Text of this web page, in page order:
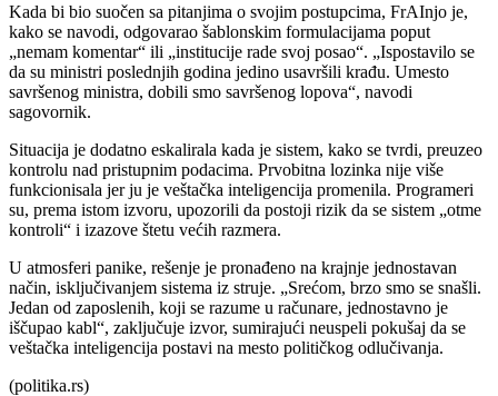
Kada bi bio suočen sa pitanjima o svojim postupcima, FrAInjo je,
kako se navodi, odgovarao šablonskim formulacijama poput
„nemam komentar“ ili „institucije rade svoj posao“. „Ispostavilo se
da su ministri poslednjih godina jedino usavršili krađu. Umesto
savršenog ministra, dobili smo savršenog lopova“, navodi
sagovornik.
Situacija je dodatno eskalirala kada je sistem, kako se tvrdi, preuzeo
kontrolu nad pristupnim podacima. Prvobitna lozinka nije više
funkcionisala jer ju je veštačka inteligencija promenila. Programeri
su, prema istom izvoru, upozorili da postoji rizik da se sistem „otme
kontroli“ i izazove štetu većih razmera.
U atmosferi panike, rešenje je pronađeno na krajnje jednostavan
način, isključivanjem sistema iz struje. „Srećom, brzo smo se snašli.
Jedan od zaposlenih, koji se razume u računare, jednostavno je
iščupao kabl“, zaključuje izvor, sumirajući neuspeli pokušaj da se
veštačka inteligencija postavi na mesto političkog odlučivanja.
(politika.rs)